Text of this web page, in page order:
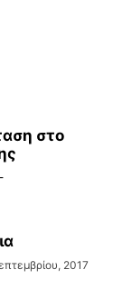
στο
-
2017